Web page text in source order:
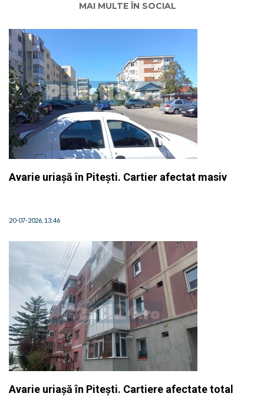
MAI MULTE ÎN SOCIAL
Avarie uriașă în Pitești. Cartier afectat masiv
20-07-2026, 13:46
Avarie uriașă în Pitești. Cartiere afectate total